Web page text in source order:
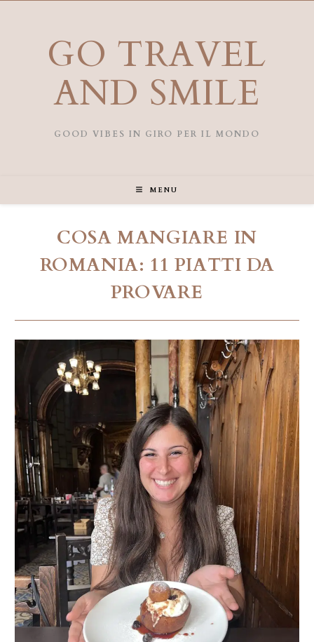
GO TRAVEL
AND SMILE
GOOD VIBES IN GIRO PER IL MONDO
MENU
COSA MANGIARE IN
ROMANIA: 11 PIATTI DA
PROVARE